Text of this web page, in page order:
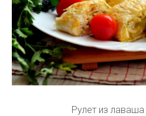
Рулет из лаваша